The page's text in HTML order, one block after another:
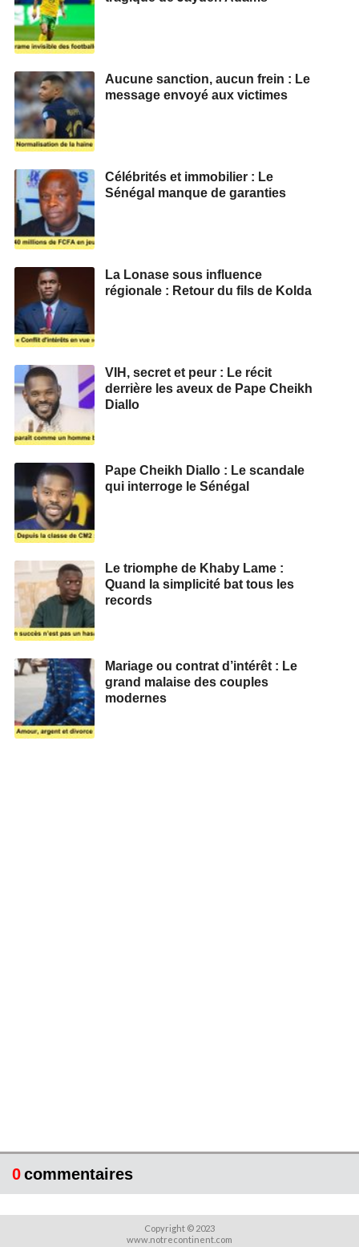
Aucune sanction, aucun frein : Le
message envoyé aux victimes
Célébrités et immobilier : Le
Sénégal manque de garanties
La Lonase sous influence
régionale : Retour du fils de Kolda
VIH, secret et peur : Le récit
derrière les aveux de Pape Cheikh
Diallo
Pape Cheikh Diallo : Le scandale
qui interroge le Sénégal
Le triomphe de Khaby Lame :
Quand la simplicité bat tous les
records
Mariage ou contrat d’intérêt : Le
grand malaise des couples
modernes
0commentaires
Copyright © 2023
www.notrecontinent.com